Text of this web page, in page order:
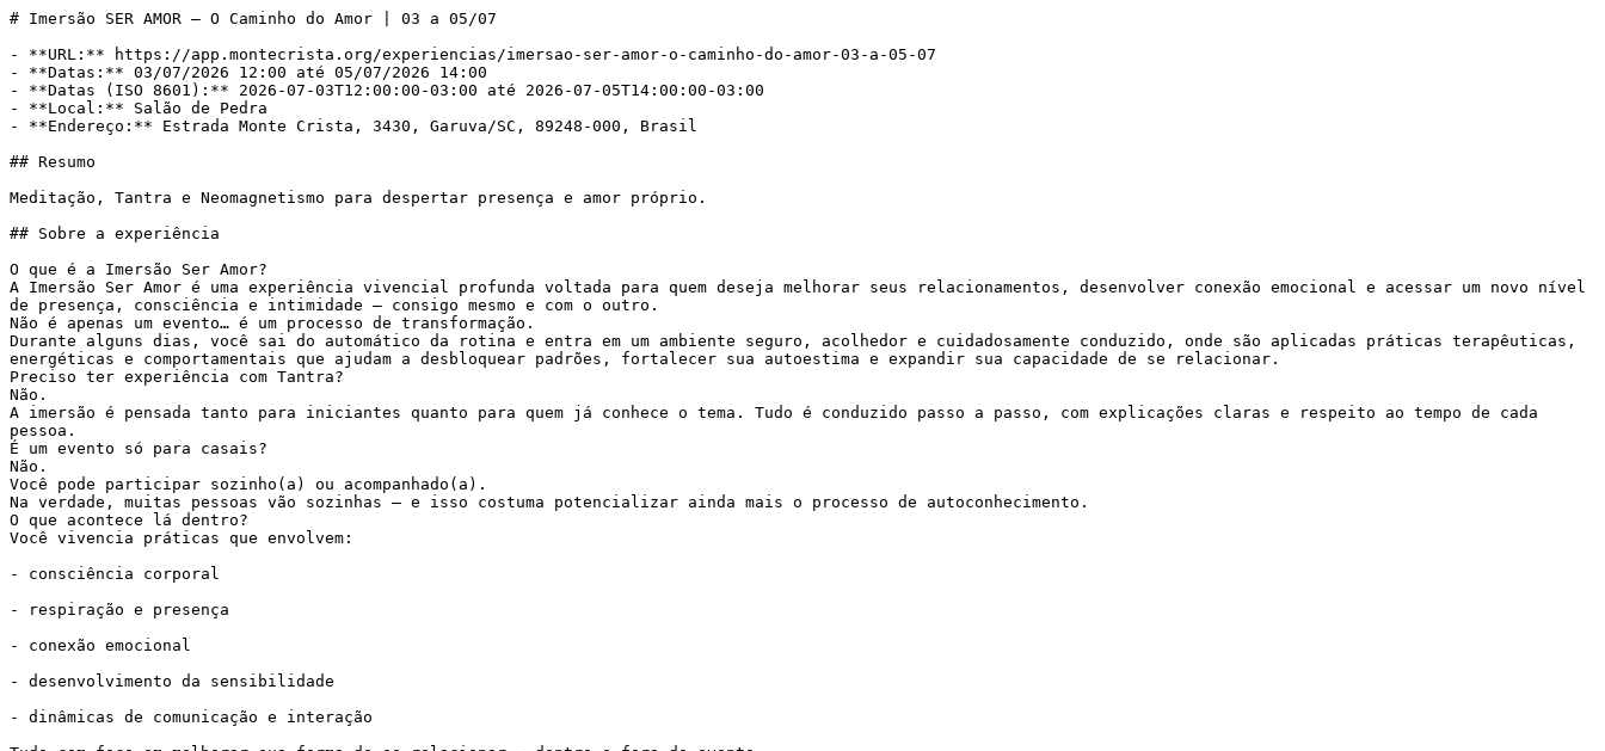
# Imersão SER AMOR — O Caminho do Amor | 03 a 05/07
- **URL:** https://app.montecrista.org/experiencias/imersao-ser-amor-o-caminho-do-amor-03-a-05-07
- **Datas:** 03/07/2026 12:00 até 05/07/2026 14:00
- **Datas (ISO 8601):** 2026-07-03T12:00:00-03:00 até 2026-07-05T14:00:00-03:00
- **Local:** Salão de Pedra
- **Endereço:** Estrada Monte Crista, 3430, Garuva/SC, 89248-000, Brasil
## Resumo
Meditação, Tantra e Neomagnetismo para despertar presença e amor próprio.
## Sobre a experiência
O que é a Imersão Ser Amor?
A Imersão Ser Amor é uma experiência vivencial profunda voltada para quem deseja melhorar seus relacionamentos, desenvolver conexão emocional e acessar um novo nível
de presença, consciência e intimidade — consigo mesmo e com o outro.
Não é apenas um evento… é um processo de transformação.
Durante alguns dias, você sai do automático da rotina e entra em um ambiente seguro, acolhedor e cuidadosamente conduzido, onde são aplicadas práticas terapêuticas,
energéticas e comportamentais que ajudam a desbloquear padrões, fortalecer sua autoestima e expandir sua capacidade de se relacionar.
Preciso ter experiência com Tantra?
Não.
A imersão é pensada tanto para iniciantes quanto para quem já conhece o tema. Tudo é conduzido passo a passo, com explicações claras e respeito ao tempo de cada
pessoa.
É um evento só para casais?
Não.
Você pode participar sozinho(a) ou acompanhado(a).
Na verdade, muitas pessoas vão sozinhas — e isso costuma potencializar ainda mais o processo de autoconhecimento.
O que acontece lá dentro?
Você vivencia práticas que envolvem:
- consciência corporal
- respiração e presença
- conexão emocional
- desenvolvimento da sensibilidade
- dinâmicas de comunicação e interação